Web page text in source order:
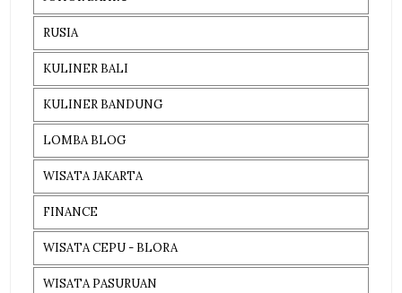
RUSIA
KULINER BALI
KULINER BANDUNG
LOMBA BLOG
WISATA JAKARTA
FINANCE
WISATA CEPU - BLORA
WISATA PASURUAN